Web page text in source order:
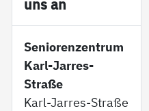
uns an
Seniorenzentrum
Karl-Jarres-
Straße
Karl-Jarres-Straße